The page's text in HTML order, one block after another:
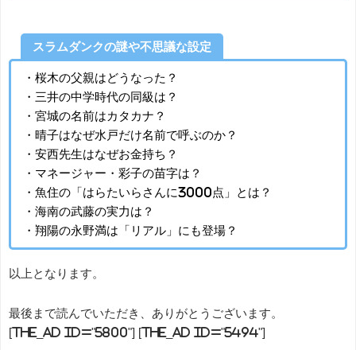
スラムダンクの謎や不思議な設定
・桜木の父親はどうなった？
・三井の中学時代の同級は？
・宮城の名前はカタカナ？
・晴子はなぜ水戸だけ名前で呼ぶのか？
・安西先生はなぜお金持ち？
・マネージャー・彩子の苗字は？
・魚住の「はらたいらさんに3000点」とは？
・海南の武藤の実力は？
・翔陽の永野満は「リアル」にも登場？
以上となります。
最後まで読んでいただき、ありがとうございます。
[the_ad id="5800"] [the_ad id="5494"]